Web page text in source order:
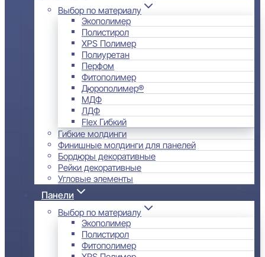
Выбор по материалу
Экополимер
Полистирол
XPS Полимер
Полиуретан
Перфом
Фитополимер
Дюрополимер®
МДФ
ЛДФ
Flex Гибкий
Гибкие молдинги
Финишные молдинги для панелей
Бордюры декоративные
Рейки декоративные
Угловые элементы
Панели
Выбор по материалу
Экополимер
Полистирол
Фитополимер